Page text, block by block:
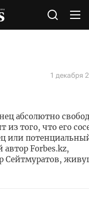
1 декабря
абсолютно
из того, что его
или
Forbes.kz,
Сейтмуратов,